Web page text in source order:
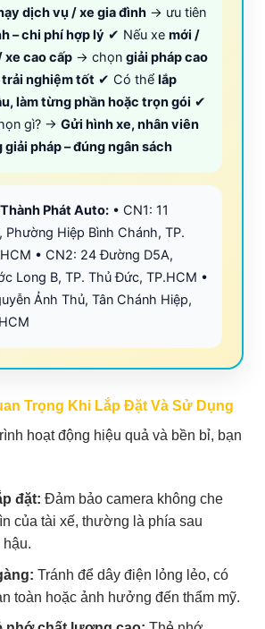
dịch vụ / xe gia đình → ưu tiên
– chi phí hợp lý ✔ Nếu xe mới /
xe cao cấp → chọn giải pháp cao
trải nghiệm tốt ✔ Có thể lắp
làm từng phần hoặc trọn gói ✔
gì? → Gửi hình xe, nhân viên
pháp – đúng ngân sách
Phát Auto: • CN1: 11
Hiệp Bình Chánh, TP.
• CN2: 24 Đường D5A,
Long B, TP. Thủ Đức, TP.HCM •
Ảnh Thủ, Tân Chánh Hiệp,
Trọng Khi Lắp Đặt Và Sử Dụng
hoạt động hiệu quả và bền bỉ, bạn
đặt: Đảm bảo camera không che
của tài xế, thường là phía sau
Tránh để dây điện lỏng lẻo, có
toàn hoặc ảnh hưởng đến thẩm mỹ.